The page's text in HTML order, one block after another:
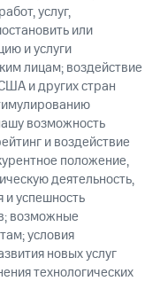
услуг,
или
и услуги
лицам; воздействие
и других стран
возможность
и воздействие
положение,
деятельность,
и успешность
возможные
условия
новых услуг
технологических